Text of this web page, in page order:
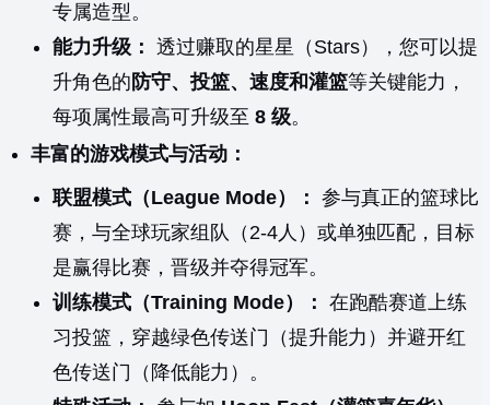
专属造型。
能力升级： 透过赚取的星星（Stars），您可以提
升角色的 防守、投篮、速度和灌篮等关键能力，
每项属性最高可升级至 8 级。
丰富的游戏模式与活动：
联盟模式（League Mode）： 参与真正的篮球比
赛，与全球玩家组队（2-4人）或单独匹配，目标
是赢得比赛，晋级并夺得冠军。
训练模式（Training Mode）： 在跑酷赛道上练
习投篮，穿越绿色传送门（提升能力）并避开红
色传送门（降低能力）。